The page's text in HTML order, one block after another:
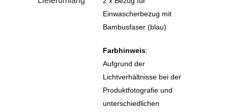
Einwascherbezug mit
Bambusfaser (blau)
Farbhinweis:
Aufgrund der
Lichtverhältnisse bei der
Produktfotografie und
unterschiedlichen